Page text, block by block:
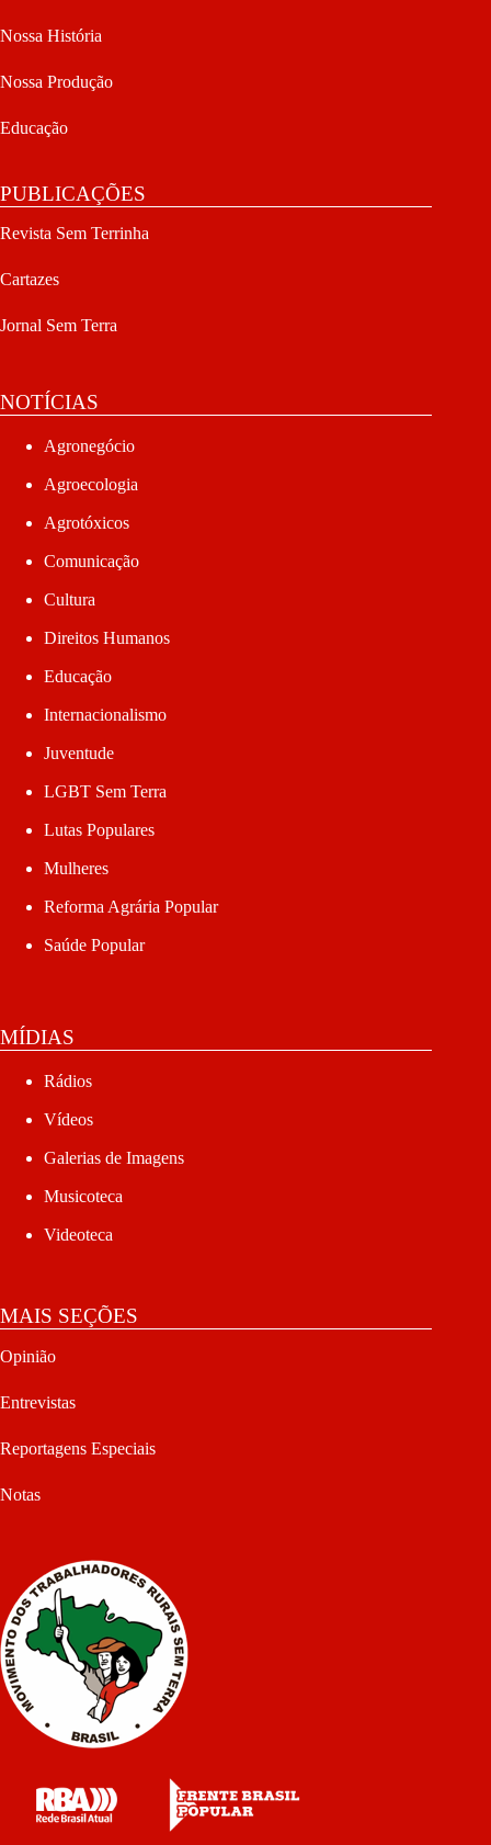
Nossa História
Nossa Produção
Educação
PUBLICAÇÕES
Revista Sem Terrinha
Cartazes
Jornal Sem Terra
NOTÍCIAS
Agronegócio
Agroecologia
Agrotóxicos
Comunicação
Cultura
Direitos Humanos
Educação
Internacionalismo
Juventude
LGBT Sem Terra
Lutas Populares
Mulheres
Reforma Agrária Popular
Saúde Popular
MÍDIAS
Rádios
Vídeos
Galerias de Imagens
Musicoteca
Videoteca
MAIS SEÇÕES
Opinião
Entrevistas
Reportagens Especiais
Notas